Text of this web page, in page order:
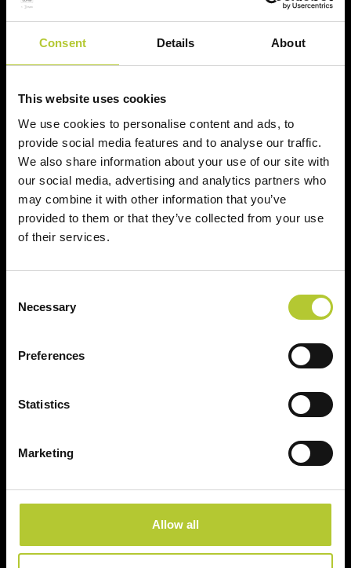
Consent Details About
This website uses cookies
We use cookies to personalise content and ads, to
provide social media features and to analyse our traffic.
We also share information about your use of our site with
our social media, advertising and analytics partners who
may combine it with other information that you’ve
provided to them or that they’ve collected from your use
of their services.
Selection
Necessary
Preferences
Statistics
Marketing
Allow all
forniture di lavori pubblici di serramenti, vetrate e
componenti strutturali in alluminio. Lago S.r.l. è in grado di
le richieste e le esigenze dei propri clienti. Inoltre tutta la
Gli obiettivi aziendali sono quelli di affermarsi sempre di
più sul mercato consolidando la propria presenza grazie
alla realizzazione di prodotti di qualità che rispondano alle
sempre più grandi esigenze del mercato.
Il tuo nome, cognome e l'indirizzo del tuo progetto
Nome e cognome
Cognome
CAP
Continua
consolidata nel tempo
Soluzioni sostenibili Prodotti certificati